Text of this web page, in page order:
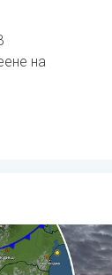
на
. . вторник, 4
леко